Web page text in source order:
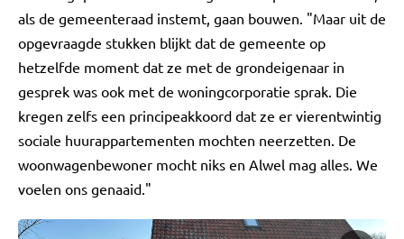
als de gemeenteraad instemt, gaan bouwen. "Maar uit de
opgevraagde stukken blijkt dat de gemeente op
hetzelfde moment dat ze met de grondeigenaar in
gesprek was ook met de woningcorporatie sprak. Die
kregen zelfs een principeakkoord dat ze er vierentwintig
sociale huurappartementen mochten neerzetten. De
woonwagenbewoner mocht niks en Alwel mag alles. We
voelen ons genaaid."